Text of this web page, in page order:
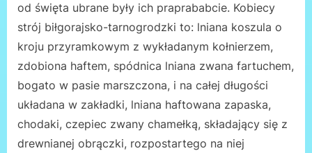
od święta ubrane były ich praprababcie. Kobiecy
strój biłgorajsko-tarnogrodzki to: lniana koszula o
kroju przyramkowym z wykładanym kołnierzem,
zdobiona haftem, spódnica lniana zwana fartuchem,
bogato w pasie marszczona, i na całej długości
układana w zakładki, lniana haftowana zapaska,
chodaki, czepiec zwany chamełką, składający się z
drewnianej obrączki, rozpostartego na niej